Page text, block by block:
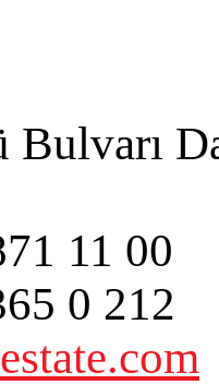
Bulvarı
11 00
0 212